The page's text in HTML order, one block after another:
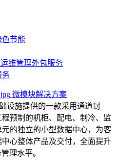
色节能
维管理外包服务
务
微模块解决方案
设施提供的一款采用通道封
程预制的机柜、配电、制冷、监
的独立的小型数据中心，为客
中心整体产品及交付，全面提升
理水平。